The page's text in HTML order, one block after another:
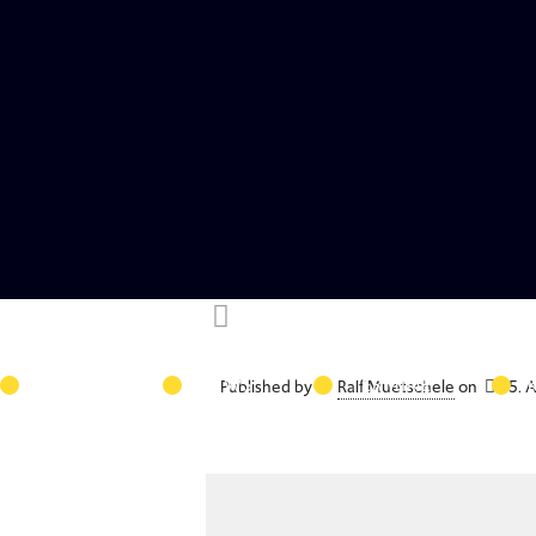
NEWS TERMINE
Published by Ralf Muetschele on 15.